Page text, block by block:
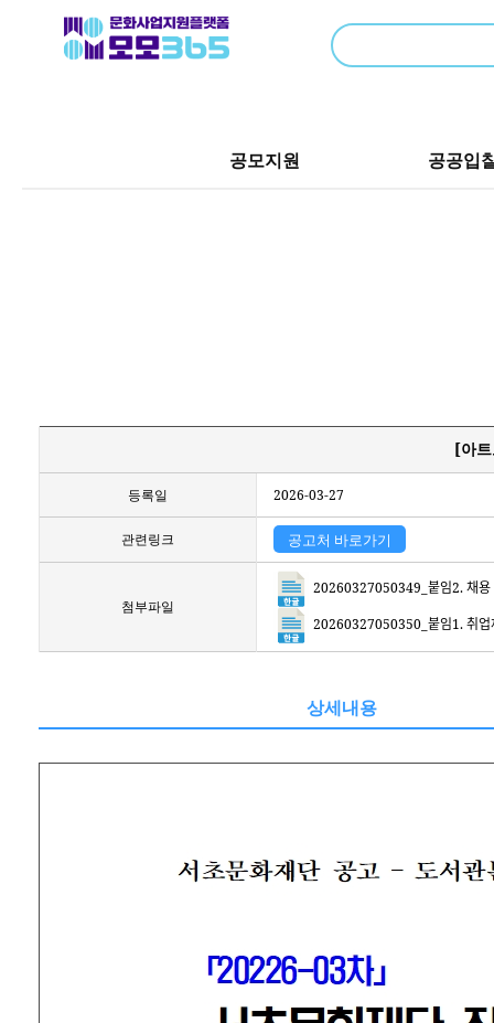
공모지원 공공입
[아
등록일 2026-03-27
관련링크 공고처 바로가기
첨부파일
20260327050349_붙임2. 채용
20260327050350_붙임1.
상세내용